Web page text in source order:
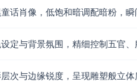
话肖像，低饱和暗调配暗粉，
定与背景氛围，精细控制五官
次与边缘锐度，呈现雕塑般立